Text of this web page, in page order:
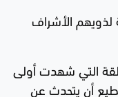
لذويهم الأشراف
التي شهدت أولى
أن يتحدث عن